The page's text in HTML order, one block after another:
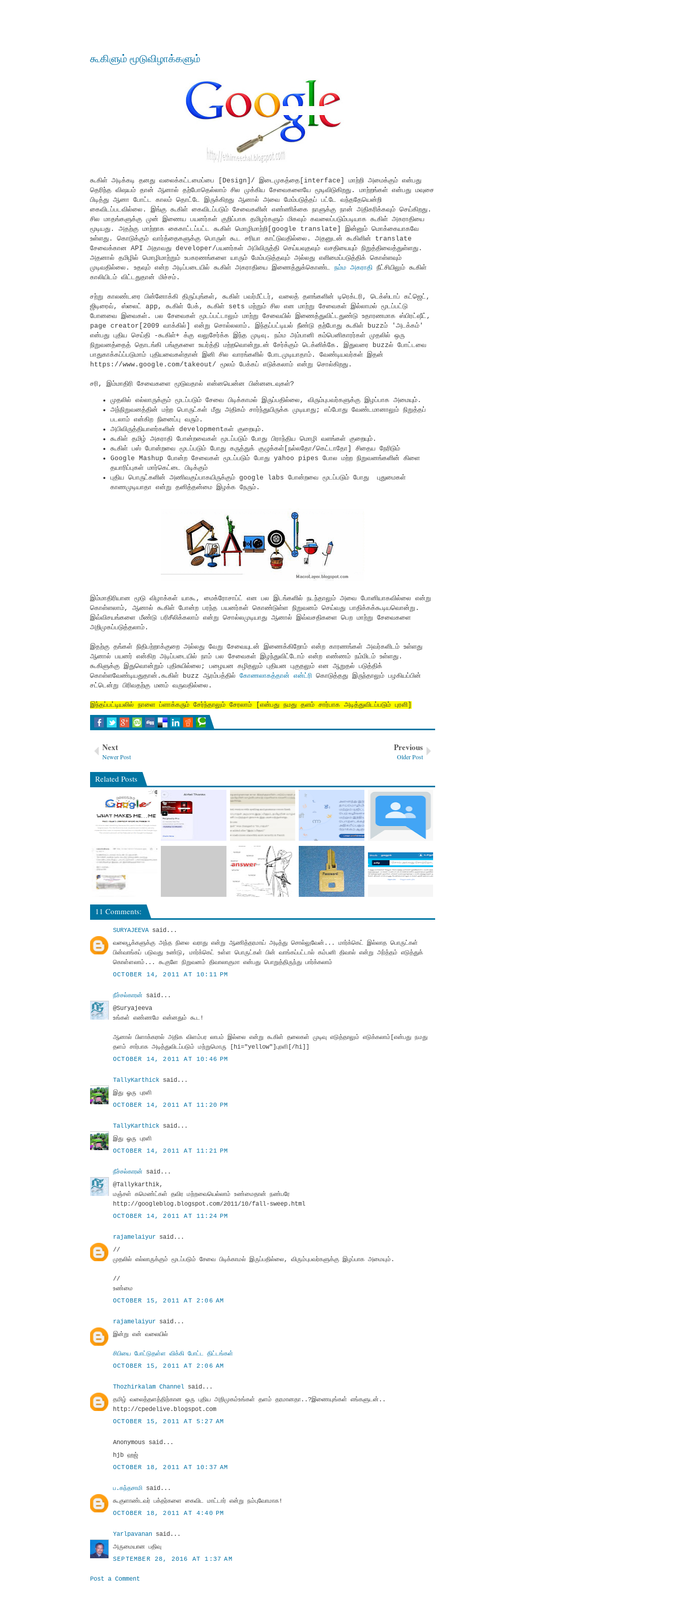
கூகிளும் மூடுவிழாக்களும்
கூகிள் அடிக்கடி தனது வலைக்கட்டமைப்பை [Design]/ இடைமுகத்தை[interface] மாற்றி அமைக்கும் என்பது
தெரிந்த விஷயம் தான் ஆனால் தற்போதெல்லாம் சில முக்கிய சேவைகளையே மூடிவிடுகிறது. மாற்றங்கள் என்பது மவுசை
பிடித்து ஆனா போட்ட காலம் தொட்டே இருக்கிறது ஆனால் அவை மேம்படுத்தப் பட்டே வந்ததேயென்றி
கைவிடப்படவில்லை. இங்கு கூகிள் கைவிடப்படும் சேவைகளின் எண்ணிக்கை நாளுக்கு நான் அதிகரிக்கவும் செய்கிறது.
சில மாதங்களுக்கு முன் இணைய பயனர்கள் குறிப்பாக தமிழர்களும் மிகவும் கவலைப்படும்படியாக கூகிள் அகராதியை
மூடியது. அதற்கு மாற்றாக கைகாட்டப்பட்ட கூகிள் மொழிமாற்றி[google translate] இன்னும் மொக்கையாகவே
உள்ளது.
கொடுக்கும் வார்த்தைகளுக்கு பொருள் கூட சரியா காட்டுவதில்லை. அதனுடன் கூகிளின் translate
சேவைக்கான API அதாவது developer/பயனர்கள் அபிவிருத்தி செய்யவுதவும் வசதியையும் நிறுத்திவைத்துள்ளது.
அதனால் தமிழில் மொழிமாற்றும் உபகரணங்களை யாரும் மேம்படுத்தவும் அல்லது எளிமைப்படுத்திக் கொள்ளவும்
முடிவதில்லை. உதவும் என்ற அடிப்படையில் கூகிள் அகராதியை இணைத்துக்கொண்ட நம்ம அகராதி நீட்சியிலும் கூகிள்
காலியிடம் விட்டதுதான் மிச்சம்.
சற்று காலண்டரை பின்னோக்கி திருப்புங்கள், கூகிள் பவர்மீட்டர், வலைத் தளங்களின் டிரெக்டரி, டெக்ஸ்டாப் கட்ஜெட்,
ஜிடிரைவ், ஸ்லைட் app, கூகிள் பேக், கூகிள் sets மற்றும் சில என மாற்று சேவைகள் இல்லாமல் மூடப்பட்டு
போனவை இவைகள். பல சேவைகள் மூடப்பட்டாலும் மாற்று சேவையில் இணைத்துவிட்டதுண்டு உதாரணமாக ஸ்பிரட்ஷீட்,
page creator[2009 வாக்கில்] என்று சொல்லலாம். இந்தப்பட்டியல் நீண்டு தற்போது கூகிள் buzzம் 'அடக்கம்'
என்பது புதிய செய்தி -கூகிள்+ க்கு வலுசேர்க்க இந்த முடிவு. நம்ம அம்பானி கம்பெனிகாரர்கள் முதலில் ஒரு
நிறுவனத்தைத் தொடங்கி பங்குகளை உயர்த்தி மற்றவொன்றுடன் சேர்க்கும் டெக்னிக்கே. இதுவரை buzzல் போட்டவை
பாதுகாக்கப்ப்படுமாம் புதியவைகள்தான் இனி சில வாரங்களில் போடமுடியாதாம். வேண்டியவர்கள் இதன்
https://www.google.com/takeout/ மூலம் பேக்கப் எடுக்கலாம் என்று சொல்கிறது.
சரி, இம்மாதிரி சேவைகளை மூடுவதால் என்னயென்ன பின்னடைவுகள்?
முதலில் எல்லாருக்கும் மூடப்படும் சேவை பிடிக்காமல் இருப்பதில்லை, விரும்புபவர்களுக்கு இழப்பாக அமையும்.
அந்நிறுவனத்தின் மற்ற பொருட்கள் மீது அதிகம் சார்ந்துயிருக்க முடியாது; எப்போது வேண்டமானாலும் நிறுத்தப்
படலாம் என்கிற நினைப்பு வரும்.
அபிவிருத்தியாளர்களின் developmentகள் குறையும்.
கூகிள் தமிழ் அகராதி போன்றவைகள் மூடப்படும் போது பிராந்திய மொழி வளங்கள் குறையும்.
கூகிள் பஸ் போன்றவை மூடப்படும் போது கருத்துக் குழுக்கள்[நல்லதோ/கெட்டாதோ] சிதைய நேரிடும்
Google Mashup போன்ற சேவைகள் மூடப்படும் போது yahoo pipes போல மற்ற நிறுவனங்களின் கிளை
தயாரிப்புகள் மார்கெட்டை பிடிக்கும்
புதிய பொருட்களின் அணிவகுப்பாகயிருக்கும் google labs போன்றவை மூடப்படும் போது புதுமைகள்
காணமுடியாதா என்று தனித்தன்மை இழக்க நேரும்.
இம்மாதிரியான மூடு விழாக்கள் யாகூ, மைக்ரோசாப்ட் என பல இடங்களில் நடந்தாலும் அவை போனியாகவில்லை என்று
கொள்ளலாம், ஆனால் கூகிள் போன்ற பரந்த பயனர்கள் கொண்டுள்ள நிறுவனம் செய்வது பாதிக்கக்கூடியவொன்று.
இவ்விசயங்களை மீண்டு பரிசீலிக்கலாம் என்று சொல்லமுடியாது ஆனால் இவ்வசதிகளை பெற மாற்று சேவைகளை
அறிமுகப்படுத்தலாம்.
இதற்கு தங்கள் நிதிபற்றாக்குறை அல்லது வேறு சேவையுடன் இணைக்கிறோம் என்ற காரணங்கள் அவர்களிடம் உள்ளது
ஆனால் பயனர் என்கிற அடிப்படையில் நாம் பல சேவைகள் இழந்துவிட்டோம் என்ற எண்ணம் நம்மிடம் உள்ளது.
கூகிளுக்கு இதுவொன்றும் புதிசுயில்லை; பழையன கழிதலும் புதியன புகுதலும் என ஆறுதல் படுத்திக்
கொள்ளவேண்டியதுதான்.கூகிள் buzz ஆரம்பத்தில் கோணலாகத்தான் என்ட்ரி கொடுத்தது இருந்தாலும் பழகியப்பின்
சட்டென்று பிரிவதற்கு மனம் வருவதில்லை.
இந்தப்பட்டியலில் நாளை ப்ளாக்கரும் சேர்ந்தாலும் சேரலாம் [என்பது நமது தளம் சார்பாக அடித்துவிடப்படும் புரளி]
Next
Newer Post
Previous
Older Post
Related Posts
11 Comments:
SURYAJEEVA said...
வலைபூக்களுக்கு அந்த நிலை வராது என்று ஆணித்தரமாய் அடித்து சொல்லுவேன்... மார்க்கெட் இல்லாத பொருட்கள்
பின்வாங்கப் படுவது உண்டு, மார்க்கெட் உள்ள பொருட்கள் பின் வாங்கப்பட்டால் கம்பனி திவால் என்று அர்த்தம் எடுத்துக்
கொள்ளலாம்... கூகுளே நிறுவனம் திவாலாகுமா என்பது பொறுத்திருந்து பார்க்கலாம்
OCTOBER 14, 2011 AT 10:11 PM
நீச்சல்காரன் said...
@Suryajeeva
உங்கள் எண்ணமே என்னதும் கூட!
ஆனால் பிளாக்கரால் அதிக விளம்பர லாபம் இல்லை என்று கூகிள் தலைகள் முடிவு எடுத்தாலும் எடுக்கலாம்[என்பது நமது
தளம் சார்பாக அடித்துவிடப்படும் மற்றுமொரு [hi="yellow"]புரளி[/hi]]
OCTOBER 14, 2011 AT 10:46 PM
TallyKarthick said...
இது ஓரு புரளி
OCTOBER 14, 2011 AT 11:20 PM
TallyKarthick said...
இது ஓரு புரளி
OCTOBER 14, 2011 AT 11:21 PM
நீச்சல்காரன் said...
@Tallykarthik,
மஞ்சள் கமெண்ட்கள் தவிர மற்றவையெல்லாம் உண்மைதான் நண்பரே
http://googleblog.blogspot.com/2011/10/fall-sweep.html
OCTOBER 14, 2011 AT 11:24 PM
rajamelaiyur said...
//
முதலில் எல்லாருக்கும் மூடப்படும் சேவை பிடிக்காமல் இருப்பதில்லை, விரும்புபவர்களுக்கு இழப்பாக அமையும்.
//
உண்மை
OCTOBER 15, 2011 AT 2:06 AM
rajamelaiyur said...
இன்று என் வலையில்
சிபியை போட்டுதள்ள விக்கி போட்ட திட்டங்கள்
OCTOBER 15, 2011 AT 2:06 AM
Thozhirkalam Channel said...
தமிழ் வலைத்தளத்திற்கான ஒரு புதிய அறிமுகம்உங்கள் தளம் தரமானதா..?இணையுங்கள் எங்களுடன்..
http://cpedelive.blogspot.com
OCTOBER 15, 2011 AT 5:27 AM
Anonymous said...
hjb ஹஜ்
OCTOBER 18, 2011 AT 10:37 AM
ப.கந்தசாமி said...
கூகுளாண்டவர் பக்தர்களை கைவிட மாட்டார் என்று நம்புவோமாக!
OCTOBER 18, 2011 AT 4:40 PM
Yarlpavanan said...
அருமையான பதிவு
SEPTEMBER 28, 2016 AT 1:37 AM
Post a Comment